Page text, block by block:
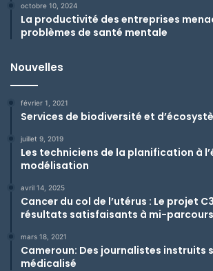
octobre 10, 2024
La productivité des entreprises
problèmes de santé mentale
Nouvelles
février 1, 2021
Services de biodiversité et
juillet 9, 2019
Les techniciens de la planification à
modélisation
avril 14, 2025
Cancer du col de l’utérus : Le projet
résultats satisfaisants à mi-parcours
mars 18, 2021
Cameroun: Des journalistes instruits
médicalisé